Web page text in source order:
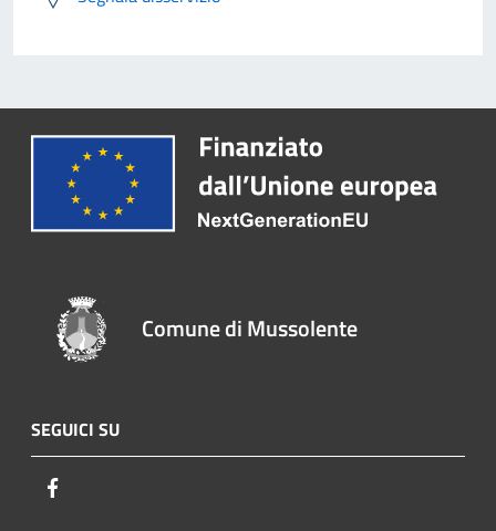
Comune di Mussolente
SEGUICI SU